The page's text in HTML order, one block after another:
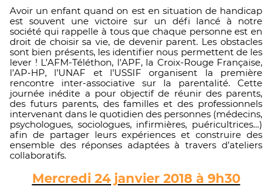
Avoir un enfant quand on est en situation de handicap
est souvent une victoire sur un défi lancé à notre
société qui rappelle à tous que chaque personne est en
droit de choisir sa vie, de devenir parent. Les obstacles
sont bien présents, les identifier nous permettent de les
lever ! L’AFM-Téléthon, l’APF, la Croix-Rouge Française,
l’AP-HP, l’UNAF et l’USSIF organisent la première
rencontre inter-associative sur la parentalité. Cette
journée inédite a pour objectif de réunir des parents,
des futurs parents, des familles et des professionnels
intervenant dans le quotidien des personnes (médecins,
psychologues, sociologues, infirmières, puéricultrices…)
afin de partager leurs expériences et construire des
ensemble des réponses adaptées à travers d’ateliers
collaboratifs.
Mercredi 24 janvier 2018 à 9h30